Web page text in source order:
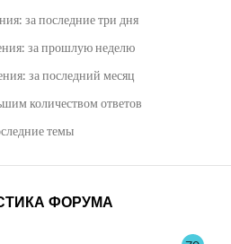
за последние три дня
за прошлую неделю
за последний месяц
количеством ответов
темы
ФОРУМА